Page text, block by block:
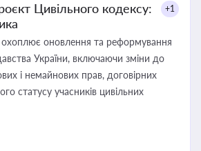
Цивільного кодексу:
+1
оновлення та реформування
України, включаючи зміни до
і немайнових прав, договірних
статусу учасників цивільних